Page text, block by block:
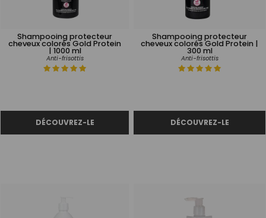
Shampooing protecteur
cheveux colorés Gold Protein
| 1000 ml
Anti-frisottis
Shampooing protecteur
cheveux colorés Gold Protein |
300 ml
Anti-frisottis